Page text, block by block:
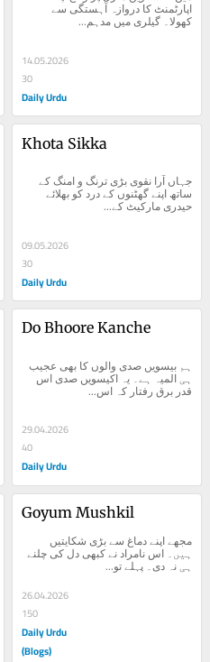
کھولا۔ گیلری میں مدہم...
14.05.2026
30
Daily Urdu
Khota Sikka
حیدری مارکیٹ کے...
09.05.2026
30
Daily Urdu
Do Bhoore Kanche
ہی المیہ ہے۔ یہ اکیسویں صدی اس
قدر برق رفتار کہ اس...
29.04.2026
40
Daily Urdu
Goyum Mushkil
ہی نہ دی۔ پہلے تو...
26.04.2026
150
Daily Urdu
(Blogs)